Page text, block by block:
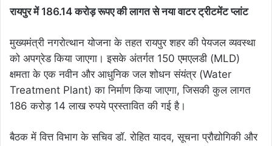
रायपुर में 186.14 करोड़ रूपए की लागत से नया वाटर ट्रीटमेंट प्लांट
मुख्यमंत्री नगरोत्थान योजना के तहत रायपुर शहर की पेयजल व्यवस्था
को अपग्रेड किया जाएगा। इसके अंतर्गत 150 एमएलडी (MLD)
क्षमता के एक नवीन और आधुनिक जल शोधन संयंत्र (Water
Treatment Plant) का निर्माण किया जाएगा, जिसकी कुल लागत
186 करोड़ 14 लाख रुपये प्रस्तावित की गई है।
बैठक में वित्त विभाग के सचिव डॉ. रोहित यादव, सूचना प्रौद्योगिकी और